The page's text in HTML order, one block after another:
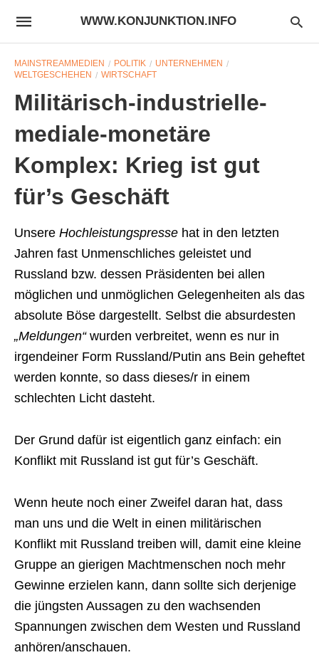
WWW.KONJUNKTION.INFO
MAINSTREAMMEDIEN POLITIK
UNTERNEHMEN
WELTGESCHEHEN
WIRTSCHAFT
Militärisch-industrielle-
mediale-monetäre
Komplex: Krieg ist gut
für’s Geschäft
Unsere Hochleistungspresse hat in den letzten
Jahren fast Unmenschliches geleistet und
Russland bzw. dessen Präsidenten bei allen
möglichen und unmöglichen Gelegenheiten als das
absolute Böse dargestellt. Selbst die absurdesten
„Meldungen“wurden verbreitet, wenn es nur in
irgendeiner Form Russland/Putin ans Bein geheftet
werden konnte, so dass dieses/r in einem
schlechten Licht dasteht.
Der Grund dafür ist eigentlich ganz einfach: ein
Konflikt mit Russland ist gut für’s Geschäft.
Wenn heute noch einer Zweifel daran hat, dass
man uns und die Welt in einen militärischen
Konflikt mit Russland treiben will, damit eine kleine
Gruppe an gierigen Machtmenschen noch mehr
Gewinne erzielen kann, dann sollte sich derjenige
die jüngsten Aussagen zu den wachsenden
Spannungen zwischen dem Westen und Russland
anhören/anschauen.